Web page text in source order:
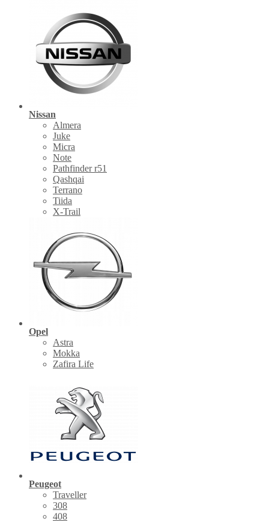
Nissan
Almera
Juke
Micra
Note
Pathfinder r51
Qashqai
Terrano
Tiida
X-Trail
Opel
Astra
Mokka
Zafira Life
Peugeot
Traveller
308
408